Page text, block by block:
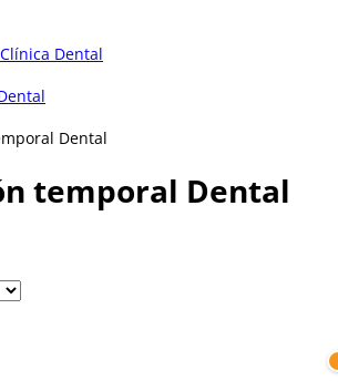
Dental
Dental
temporal Dental